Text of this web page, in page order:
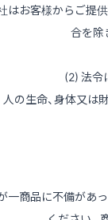
はお客様からご提
合を除
(2) 法令
の生命、身体又は
一商品に不備があ